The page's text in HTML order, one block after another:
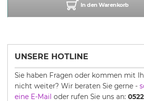
In den Warenkorb
UNSERE HOTLINE
Sie haben Fragen oder kommen mit
nicht weiter? Wir beraten Sie gerne -
eine E-Mail oder rufen Sie uns an: